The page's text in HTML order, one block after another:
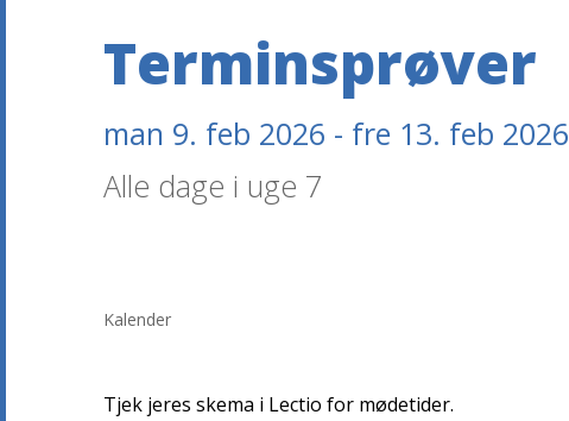
Terminsprøver
man 9. feb 2026 - fre 13. feb 2026
Alle dage i uge 7
Kalender
Tjek jeres skema i Lectio for mødetider.